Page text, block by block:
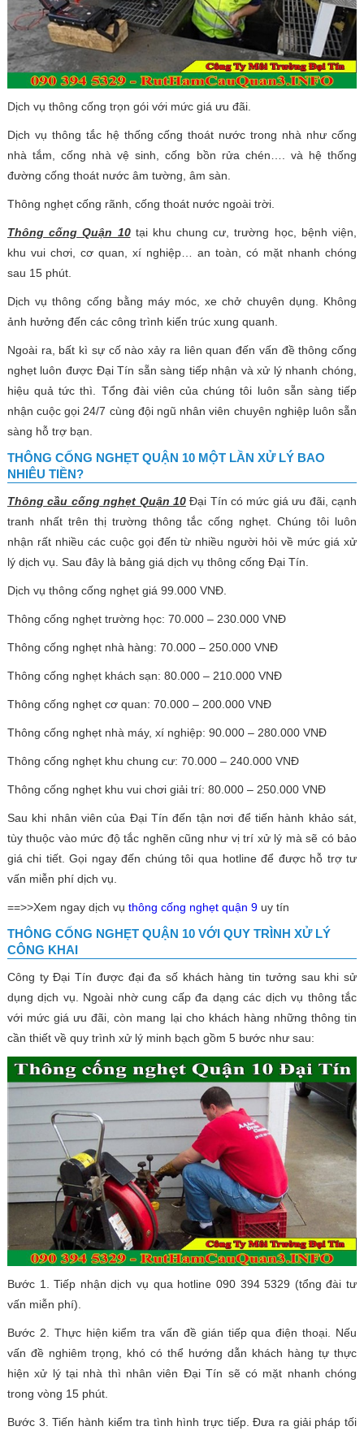
Dịch vụ thông cống trọn gói với mức giá ưu đãi.
Dịch vụ thông tắc hệ thống cống thoát nước trong nhà như cống
nhà tắm, cống nhà vệ sinh, cống bồn rửa chén…. và hệ thống
đường cống thoát nước âm tường, âm sàn.
Thông nghẹt cống rãnh, cống thoát nước ngoài trời.
Thông cống Quận 10tại khu chung cư, trường học, bệnh viện,
khu vui chơi, cơ quan, xí nghiệp… an toàn, có mặt nhanh chóng
sau 15 phút.
Dịch vụ thông cống bằng máy móc, xe chở chuyên dụng. Không
ảnh hưởng đến các công trình kiến trúc xung quanh.
Ngoài ra, bất kì sự cố nào xảy ra liên quan đến vấn đề thông cống
nghẹt luôn được Đại Tín sẵn sàng tiếp nhận và xử lý nhanh chóng,
hiệu quả tức thì. Tổng đài viên của chúng tôi luôn sẵn sàng tiếp
nhận cuộc gọi 24/7 cùng đội ngũ nhân viên chuyên nghiệp luôn sẵn
sàng hỗ trợ bạn.
THÔNG CỐNG NGHẸT QUẬN 10 MỘT LẦN XỬ LÝ BAO
NHIÊU TIỀN?
Thông cầu cống nghẹt Quận 10Đại Tín có mức giá ưu đãi, cạnh
tranh nhất trên thị trường thông tắc cống nghẹt. Chúng tôi luôn
nhận rất nhiều các cuộc gọi đến từ nhiều người hỏi về mức giá xử
lý dịch vụ. Sau đây là bảng giá dịch vụ thông cống Đại Tín.
Dịch vụ thông cống nghẹt giá 99.000 VNĐ.
Thông cống nghẹt trường học: 70.000 – 230.000 VNĐ
Thông cống nghẹt nhà hàng: 70.000 – 250.000 VNĐ
Thông cống nghẹt khách sạn: 80.000 – 210.000 VNĐ
Thông cống nghẹt cơ quan: 70.000 – 200.000 VNĐ
Thông cống nghẹt nhà máy, xí nghiệp: 90.000 – 280.000 VNĐ
Thông cống nghẹt khu chung cư: 70.000 – 240.000 VNĐ
Thông cống nghẹt khu vui chơi giải trí: 80.000 – 250.000 VNĐ
Sau khi nhân viên của Đại Tín đến tận nơi để tiến hành khảo sát,
tùy thuộc vào mức độ tắc nghẽn cũng như vị trí xử lý mà sẽ có bảo
giá chi tiết. Gọi ngay đến chúng tôi qua hotline để được hỗ trợ tư
vấn miễn phí dịch vụ.
==>>Xem ngay dịch vụ thông cống nghẹt quận 9uy tín
THÔNG CỐNG NGHẸT QUẬN 10 VỚI QUY TRÌNH XỬ LÝ
CÔNG KHAI
Công ty Đại Tín được đại đa số khách hàng tin tưởng sau khi sử
dụng dịch vụ. Ngoài nhờ cung cấp đa dạng các dịch vụ thông tắc
với mức giá ưu đãi, còn mang lại cho khách hàng những thông tin
cần thiết về quy trình xử lý minh bạch gồm 5 bước như sau:
Bước 1. Tiếp nhận dịch vụ qua hotline 090 394 5329 (tổng đài tư
vấn miễn phí).
Bước 2. Thực hiện kiểm tra vấn đề gián tiếp qua điện thoại. Nếu
vấn đề nghiêm trọng, khó có thể hướng dẫn khách hàng tự thực
hiện xử lý tại nhà thì nhân viên Đại Tín sẽ có mặt nhanh chóng
trong vòng 15 phút.
Bước 3. Tiến hành kiểm tra tình hình trực tiếp. Đưa ra giải pháp tối